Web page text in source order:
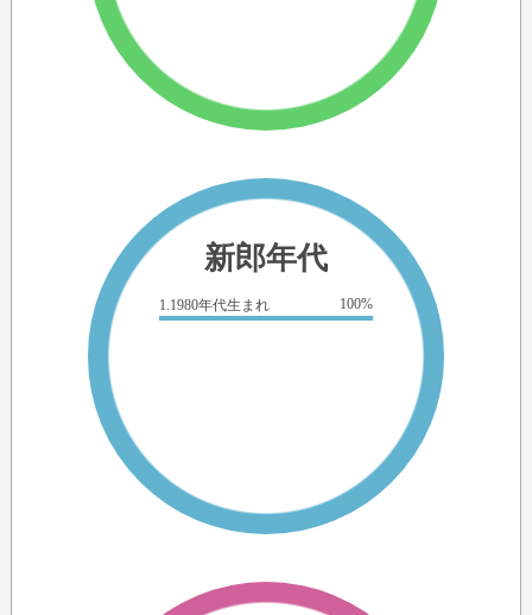
新郎年代
1.1980年代生まれ 100%